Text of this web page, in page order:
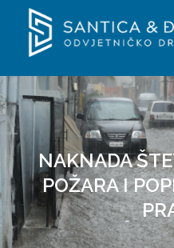
content
Santica & Đapić
Odvjetničko društvo
NAKNADA
POŽARA I